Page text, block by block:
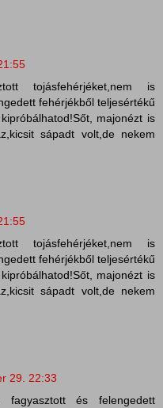
tojásfehérjéket,nem is
fehérjékből teljesértékű
majonézt is
sápadt volt,de nekem
tojásfehérjéket,nem is
fehérjékből teljesértékű
majonézt is
sápadt volt,de nekem
29. 22:33
és felengedett